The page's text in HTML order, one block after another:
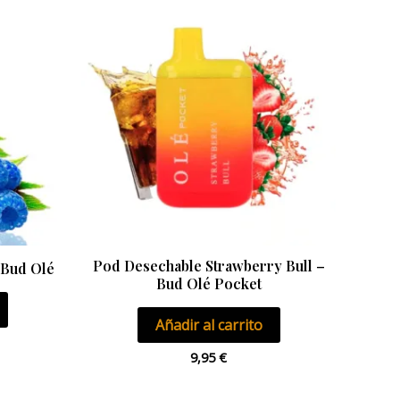
Olé
Pod Desechable Strawberry Bull –
Bud Olé Pocket
Añadir al carrito
9,95€